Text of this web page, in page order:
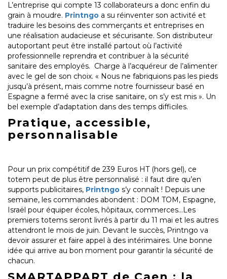
L’entreprise qui compte 13 collaborateurs a donc enfin du
grain à moudre. Printngo a su réinventer son activité et
traduire les besoins des commerçants et entreprises en
une réalisation audacieuse et sécurisante. Son distributeur
autoportant peut être installé partout où l’activité
professionnelle reprendra et contribuer à la sécurité
sanitaire des employés. Charge à l’acquéreur de l’alimenter
avec le gel de son choix. « Nous ne fabriquions pas les pieds
jusqu’à présent, mais comme notre fournisseur basé en
Espagne a fermé avec la crise sanitaire, on s’y est mis ». Un
bel exemple d’adaptation dans des temps difficiles.
Pratique, accessible,
personnalisable
Pour un prix compétitif de 239 Euros HT (hors gel), ce
totem peut de plus être personnalisé : il faut dire qu’en
supports publicitaires, Printngo s’y connaît ! Depuis une
semaine, les commandes abondent : DOM TOM, Espagne,
Israël pour équiper écoles, hôpitaux, commerces…Les
premiers totems seront livrés à partir du 11 mai et les autres
attendront le mois de juin. Devant le succès, Printngo va
devoir assurer et faire appel à des intérimaires. Une bonne
idée qui arrive au bon moment pour garantir la sécurité de
chacun.